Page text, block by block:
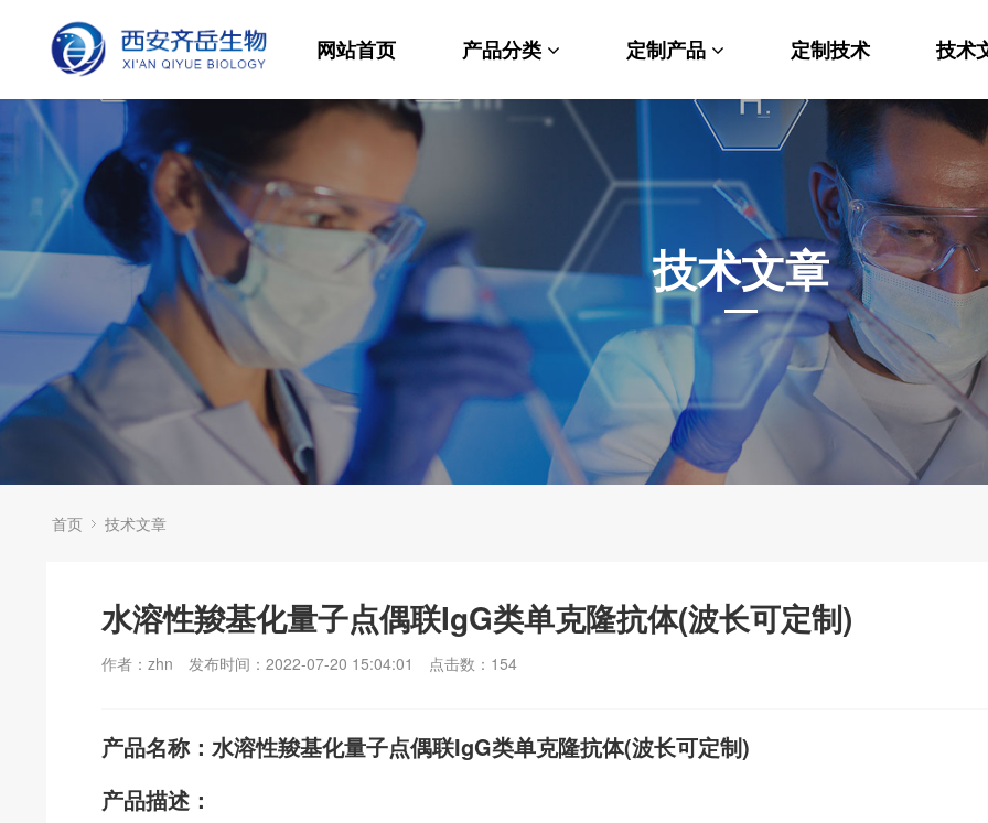
网站首页 产品分类
材料科学
生命科学
发光材料
功能性化学
分析化学
其他产品
定制产品
纳米材料定制
PEG衍生物
荧光标记定制
MOF材料定制
小分子定制
多肽定制
其他材料定制
定制技术 技术
技术文章
首页 技术文章
水溶性羧基化量子点偶联IgG类单克隆抗体(波长可定制)
作者：zhn 发布时间：2022-07-20 15:04:01 点击数： 154
产品名称：水溶性羧基化量子点偶联IgG类单克隆抗体(波长可定制)
产品描述：